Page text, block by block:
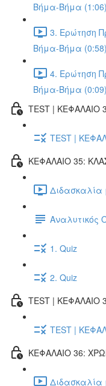
Βήμα-Βήμα (1:06)
3. Ερώτηση
Βήμα-Βήμα (0:58)
4. Ερώτηση
Βήμα-Βήμα (0:09)
TEST | ΚΕΦΑΛΑΙΟ
TEST |
ΚΕΦΑΛΑΙΟ 35:
Διδασκαλία
Αναλυτικός
1. Quiz
2. Quiz
TEST | ΚΕΦΑΛΑΙΟ
TEST |
ΚΕΦΑΛΑΙΟ 36:
Διδασκαλία